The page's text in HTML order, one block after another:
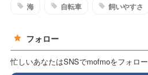
海 自転車 飼いやすさ
フォロー
忙しいあなたはSNSでmofmoをフォロー